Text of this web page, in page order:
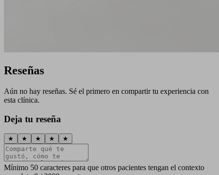
Reseñas
Aún no hay reseñas. Sé el primero en compartir tu experiencia con
esta clínica.
Deja tu reseña
★ ★ ★ ★ ★
Mínimo 50 caracteres para que otros pacientes tengan el contexto